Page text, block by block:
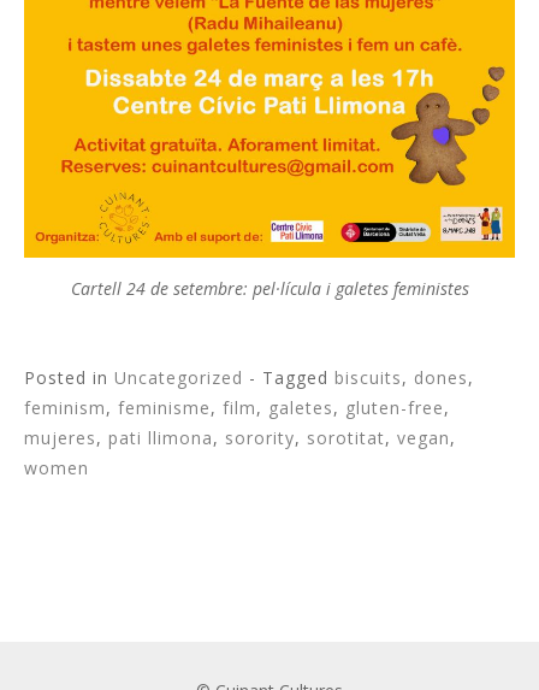
Cartell 24 de setembre: pel·lícula i galetes feministes
Posted in Uncategorized - Tagged biscuits, dones,
feminism, feminisme, film, galetes, gluten-free,
mujeres, pati llimona, sorority, sorotitat, vegan,
women